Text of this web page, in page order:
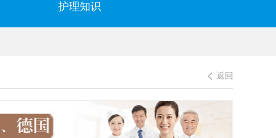
护理知识
返回